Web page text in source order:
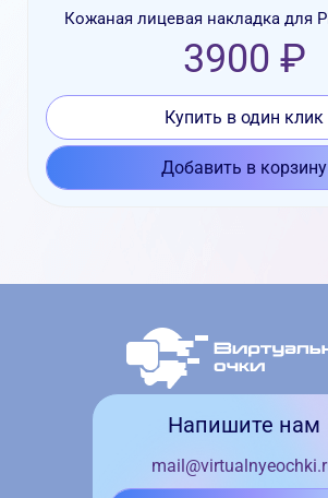
Кожаная лицевая накладка для
3900 ₽
Купить в один клик
Добавить в корзину
Напишите нам